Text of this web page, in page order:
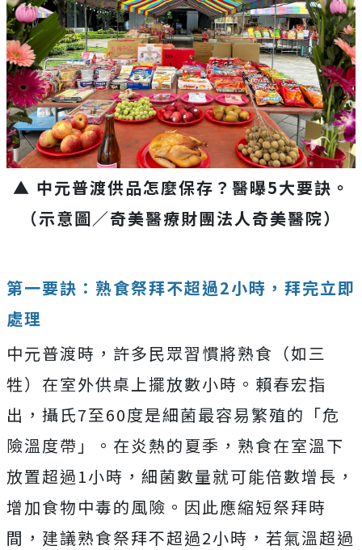
▲ 中元普渡供品怎麼保存？醫曝5大要訣。
（示意圖／奇美醫療財團法人奇美醫院）
第一要訣：熟食祭拜不超過2小時，拜完立即
處理
中元普渡時，許多民眾習慣將熟食（如三
牲）在室外供桌上擺放數小時。賴春宏指
出，攝氏7至60度是細菌最容易繁殖的「危
險溫度帶」。在炎熱的夏季，熟食在室溫下
放置超過1小時，細菌數量就可能倍數增長，
增加食物中毒的風險。因此應縮短祭拜時
間，建議熟食祭拜不超過2小時，若氣溫超過